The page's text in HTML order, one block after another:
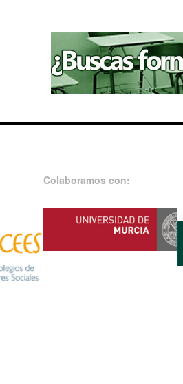
Colaboramos con: